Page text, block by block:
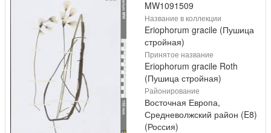
MW1091509
Название в коллекции
Eriophorum gracile (Пушица
стройная)
Принятое название
Eriophorum gracile Roth
(Пушица стройная)
Районирование
Восточная Европа,
Средневолжский район (E8)
(Россия)